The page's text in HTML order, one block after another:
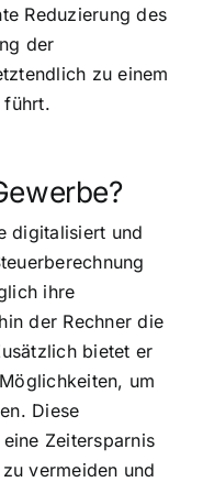
Reduzierung des
der
zu einem
führt.
digitalisiert und
ihre
der Rechner die
bietet er
um
Diese
Zeitersparnis
vermeiden und